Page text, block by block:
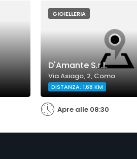
GIOIELLERIA
D'Amante S.r.l.
Via Asiago, 2, Como
DISTANZA: 1,68 KM
Apre alle 08:30